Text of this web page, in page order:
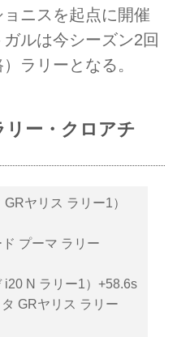
ニスを起点に開催
ルは今シーズン2回
ラリーとなる。
リー・クロアチ
ヤリス ラリー1）
プーマ ラリー
N ラリー1）+58.6s
GRヤリス ラリー